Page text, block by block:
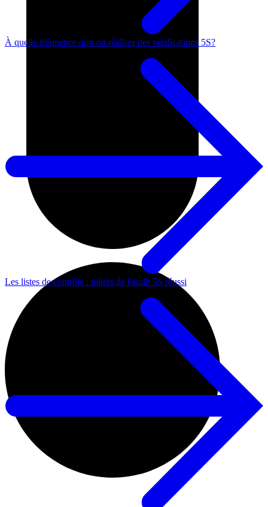
À quelle fréquence doit-on réaliser des vérifications 5S?
Les listes de contrôle : piliers de l'audit 5S réussi